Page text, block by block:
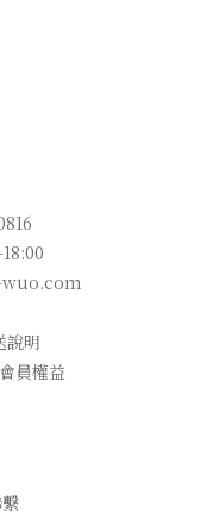
wuo.com
說明
會員權益